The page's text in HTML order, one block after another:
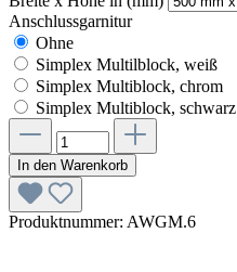
Anschlussgarnitur
Ohne
Simplex Multilblock, weiß
Simplex Multiblock, chrom
Simplex Multiblock, schwarz
In den Warenkorb
Produktnummer: AWGM.6